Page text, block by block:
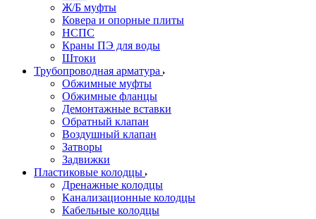
Ж/Б муфты
Ковера и опорные плиты
НСПС
Краны ПЭ для воды
Штоки
Трубопроводная арматура
Обжимные муфты
Обжимные фланцы
Демонтажные вставки
Обратный клапан
Воздушный клапан
Затворы
Задвижки
Пластиковые колодцы
Дренажные колодцы
Канализационные колодцы
Кабельные колодцы